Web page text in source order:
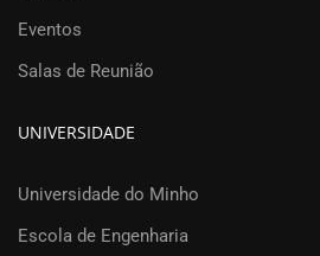
Eventos
Salas de Reunião
UNIVERSIDADE
Universidade do Minho
Escola de Engenharia